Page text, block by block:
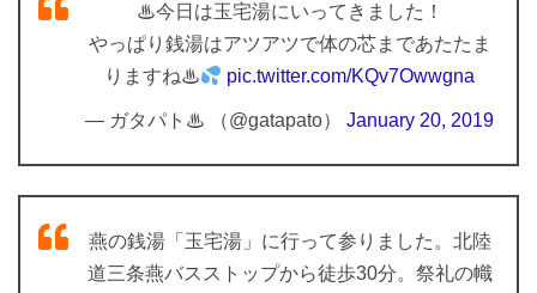
♨今日は玉宅湯にいってきました！
やっぱり銭湯はアツアツで体の芯まであたたま
りますね♨
pic.twitter.com/KQv7Owwgna
— ガタパト♨ （@gatapato） January 20, 2019
燕の銭湯「玉宅湯」に行って参りました。北陸
道三条燕バスストップから徒歩30分。祭礼の幟